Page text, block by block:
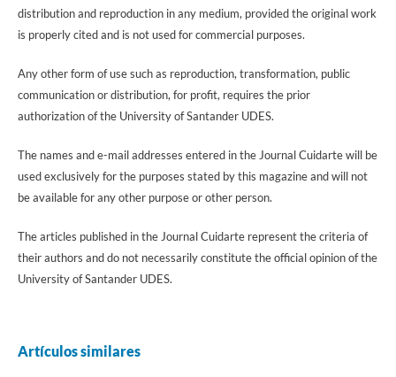
distribution and reproduction in any medium, provided the original work
is properly cited and is not used for commercial purposes.
Any other form of use such as reproduction, transformation, public
communication or distribution, for profit, requires the prior
authorization of the University of Santander UDES.
The names and e-mail addresses entered in the Journal Cuidarte will be
used exclusively for the purposes stated by this magazine and will not
be available for any other purpose or other person.
The articles published in the Journal Cuidarte represent the criteria of
their authors and do not necessarily constitute the official opinion of the
University of Santander UDES.
Artículos similares